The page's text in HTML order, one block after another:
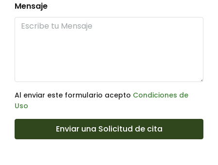
Mensaje
Al enviar este formulario acepto Condiciones de
Uso
Enviar una Solicitud de cita